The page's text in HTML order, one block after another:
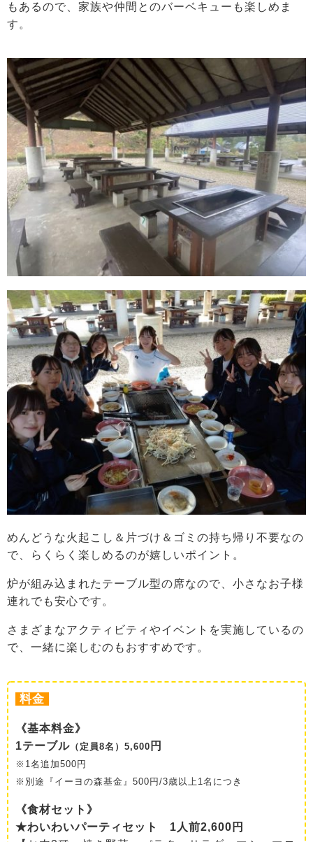
もあるので、家族や仲間とのバーベキューも楽しめま
す。
めんどうな火起こし＆片づけ＆ゴミの持ち帰り不要なの
で、らくらく楽しめるのが嬉しいポイント。
炉が組み込まれたテーブル型の席なので、小さなお子様
連れでも安心です。
さまざまなアクティビティやイベントを実施しているの
で、一緒に楽しむのもおすすめです。
料金
《基本料金》
1テーブル （定員8名）5,600 円
※1名追加500円
※別途『イーヨの森基金』500円/3歳以上1名につき
《食材セット》
★わいわいパーティセット 1人前2,600円